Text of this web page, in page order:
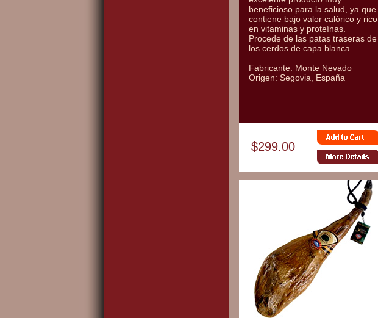
beneficioso para la salud, ya que
contiene bajo valor calórico y rico
en vitaminas y proteínas.
Procede de las patas traseras de
los cerdos de capa blanca
Fabricante: Monte Nevado
Origen: Segovia, España
$299.00